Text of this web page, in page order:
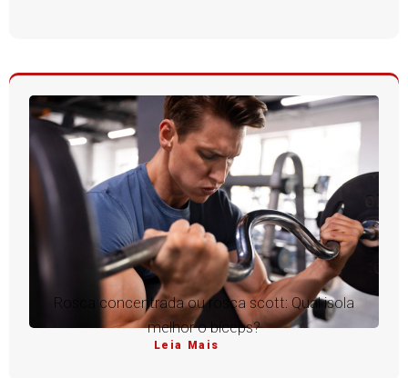
Rosca concentrada ou rosca scott: Qual isola
melhor o bíceps?
Leia Mais